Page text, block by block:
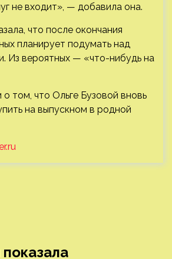
не входит», — добавила она.
что после окончания
планирует подумать над
Из вероятных — «что-нибудь на
том, что Ольге Бузовой вновь
на выпускном в родной